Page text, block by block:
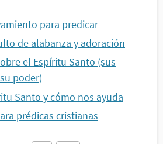
para predicar
de alabanza y adoración
el Espíritu Santo (sus
poder)
Santo y cómo nos ayuda
prédicas cristianas